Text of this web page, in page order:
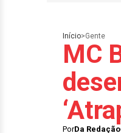
Início>Gente
MC
PorDa Redação